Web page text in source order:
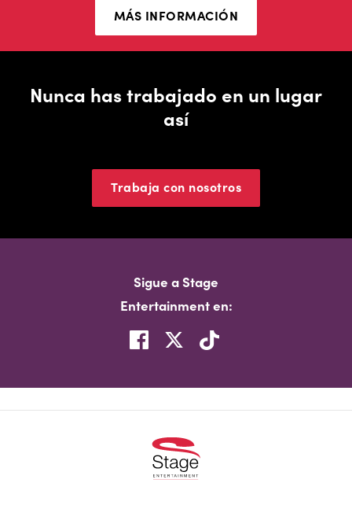
MÁS INFORMACIÓN
Nunca has trabajado en un lugar
así
Trabaja con nosotros
Sigue a Stage
Entertainment en: